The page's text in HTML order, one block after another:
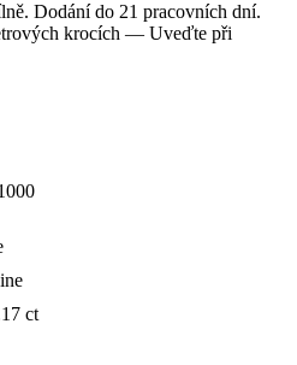
Dodání do 21 pracovních dní.
krocích — Uveďte při
ct